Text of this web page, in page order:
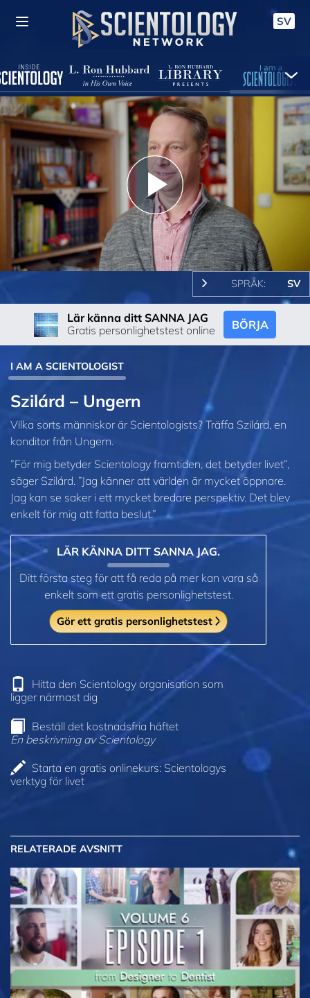
SV
Play
Video
SPRÅK: SV
Lär känna ditt SANNA JAG
Gratis personlighetstest online
BÖRJA
I AM A SCIENTOLOGIST
Szilárd – Ungern
Vilka sorts människor är Scientologists? Träffa Szilárd, en
konditor från Ungern.
”För mig betyder Scientology framtiden, det betyder livet”,
säger Szilárd. ”Jag känner att världen är mycket öppnare.
Jag kan se saker i ett mycket bredare perspektiv. Det blev
enkelt för mig att fatta beslut.”
LÄR KÄNNA DITT SANNA JAG.
Ditt första steg för att få reda på mer kan vara så
enkelt som ett gratis personlighetstest.
Gör ett gratis personlighetstest
Hitta den Scientology organisation som
ligger närmast dig
Beställ det kostnadsfria häftet
En beskrivning av Scientology
Starta en gratis onlinekurs: Scientologys
verktyg för livet
RELATERADE AVSNITT